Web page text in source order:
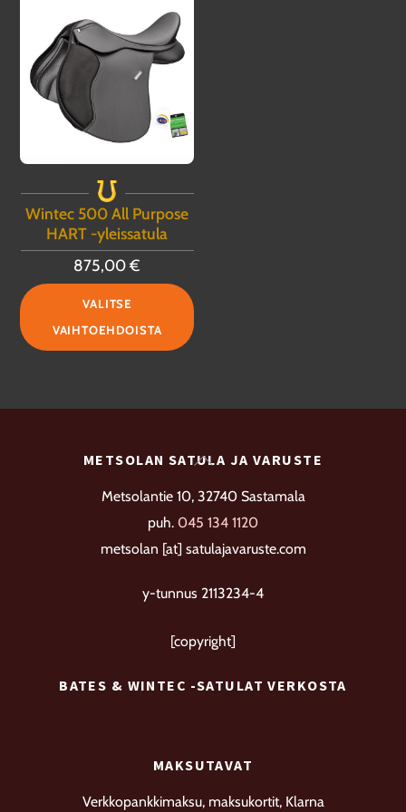
760,00 €
sivulla.
Wintec 500 All Purpose
HART -yleissatula
875,00€
VALITSE
VAIHTOEHDOISTA
tuotteella
tehdä
tuotteen
sivulla.
Back
METSOLAN SATULA JA VARUSTE
Metsolantie 10, 32740 Sastamala
puh. 045 134 1120
metsolan [at] satulajavaruste.com
y-tunnus 2113234-4
[copyright]
BATES & WINTEC -SATULAT VERKOSTA
MAKSUTAVAT
Verkkopankkimaksu, maksukortit, Klarna